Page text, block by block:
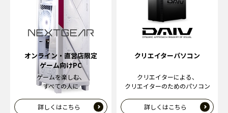
オンライン・直営店限定
ゲーム向けPC
ゲームを楽しむ、
すべての人に
詳しくはこちら
クリエイターパソコン
クリエイターによる、
クリエイターのためのパソコン
詳しくはこちら